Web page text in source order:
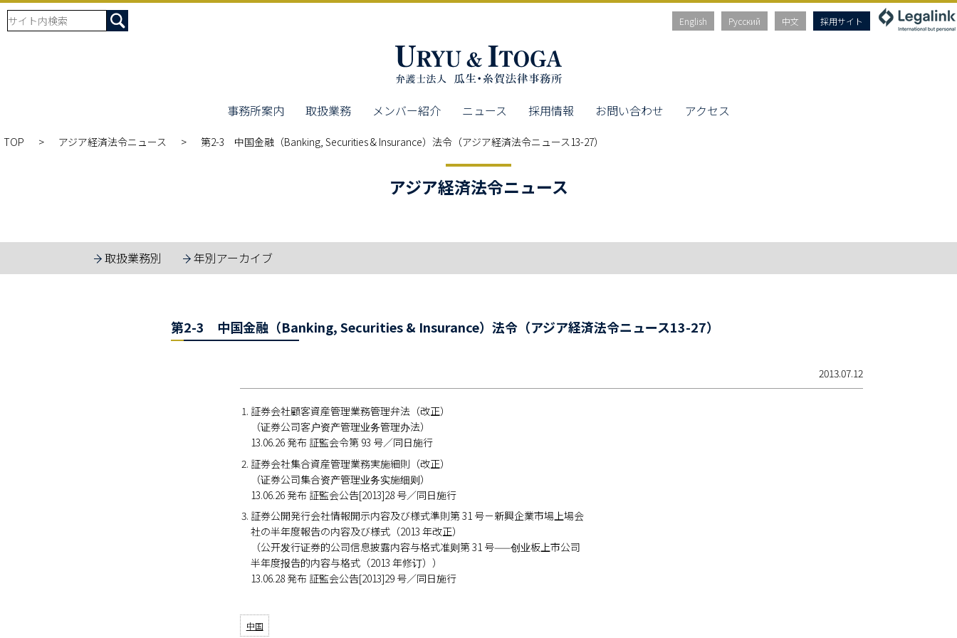
English Русский 中文 採用サイト
事務所案内 取扱業務 メンバー紹介 ニュース 採用情報 お問い合わせ アクセス
TOP アジア経済法令ニュース 第2-3 中国金融（Banking, Securities & Insurance）法令（アジア経済法令ニュース13-27）
アジア経済法令ニュース
取扱業務別 年別アーカイブ
第2-3 中国金融（Banking, Securities & Insurance）法令（アジア経済法令ニュース13-27）
2013.07.12
証券会社顧客資産管理業務管理弁法（改正）
（证券公司客户资产管理业务管理办法）
13.06.26 発布 証監会令第 93 号／同日施行
証券会社集合資産管理業務実施細則（改正）
（证券公司集合资产管理业务实施细则）
13.06.26 発布 証監会公告[2013]28 号／同日施行
証券公開発行会社情報開示内容及び様式準則第 31 号－新興企業市場上場会
社の半年度報告の内容及び様式（2013 年改正）
（公开发行证券的公司信息披露内容与格式准则第 31 号——创业板上市公司
半年度报告的内容与格式（2013 年修订））
13.06.28 発布 証監会公告[2013]29 号／同日施行
中国